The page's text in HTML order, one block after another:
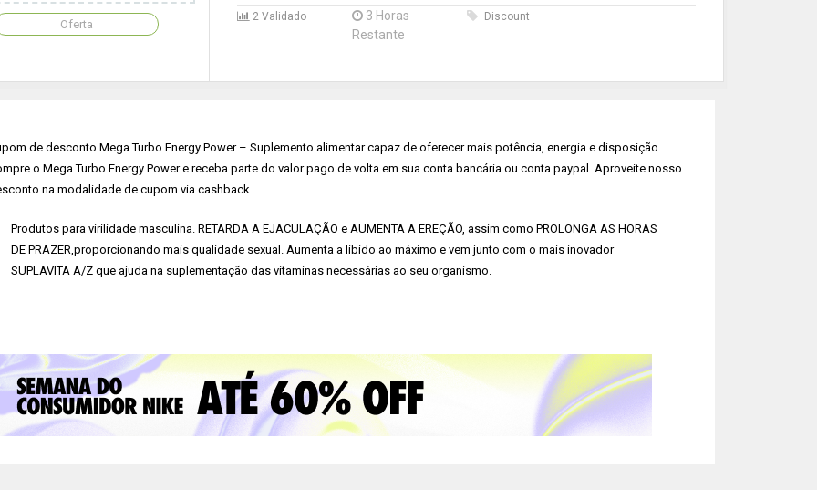
Oferta
2 Validado
3 Horas
Restante
Discount
de desconto Mega Turbo Energy Power – Suplemento alimentar capaz de oferecer mais potência, energia e disposição.
o Mega Turbo Energy Power e receba parte do valor pago de volta em sua conta bancária ou conta paypal. Aproveite nosso
na modalidade de cupom via cashback.
Produtos para virilidade masculina. RETARDA A EJACULAÇÃO e AUMENTA A EREÇÃO, assim como PROLONGA AS HORAS
DE PRAZER,proporcionando mais qualidade sexual. Aumenta a libido ao máximo e vem junto com o mais inovador
SUPLAVITA A/Z que ajuda na suplementação das vitaminas necessárias ao seu organismo.